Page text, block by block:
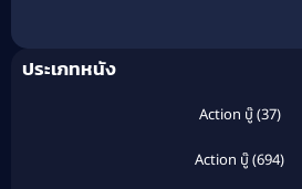
ประเภทหนัง
Action บู๊(37)
Action บู๊(694)